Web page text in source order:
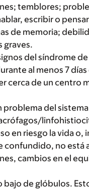
temblores;
escribir o
de memoria;
graves.
del síndrome
al menos 7
cerca de un centro
del
en riesgo la vida
confundido, no está
cambios en el
de glóbulos.